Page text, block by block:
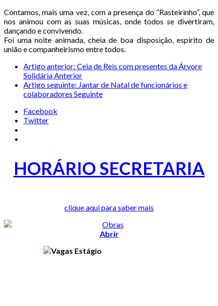
Contamos, mais uma vez, com a presença do “Rasteirinho”, que
nos animou com as suas músicas, onde todos se divertiram,
dançando e convivendo.
Foi uma noite animada, cheia de boa disposição, espírito de
união e companheirismo entre todos.
Artigo anterior: Ceia de Reis com presentes da Árvore
Solidária Anterior
Artigo seguinte: Jantar de Natal de funcionários e
colaboradores Seguinte
Facebook
Twitter
HORÁRIO SECRETARIA
clique aqui para saber mais
Abrir